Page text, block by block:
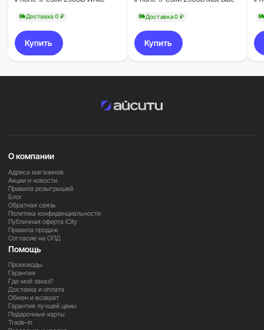
Доставка 0 ₽
Купить
Доставка 0 ₽
Купить
О компании
Адреса магазинов
Акции и новости
Правила розыгрышей
Блог
Обратная связь
Политика конфиденциальности
Публичная оферта iCity
Правила продаж
Согласие на ОПД
Помощь
Промокоды
Гарантия
Где мой заказ?
Доставка и оплата
Обмен и возврат
Гарантия лучшей цены
Подарочные карты
Trade-in